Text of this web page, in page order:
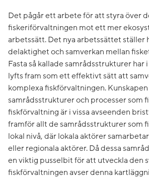
Det pågår ett arbete för att styra över
fiskeriförvaltningen mot ett mer
arbetssätt. Det nya arbetssättet ställer
delaktighet och samverkan mellan
Fasta så kallade samrådsstrukturer har
lyfts fram som ett effektivt sätt att
komplexa fiskförvaltningen.
samrådsstrukturer och processer som
fiskförvaltning är i vissa avseenden
framför allt de samrådsstrukturer som
lokal nivå, där lokala aktörer
eller regionala aktörer. Då dessa
en viktig pusselbit för att utveckla den
fiskförvaltningen avser denna